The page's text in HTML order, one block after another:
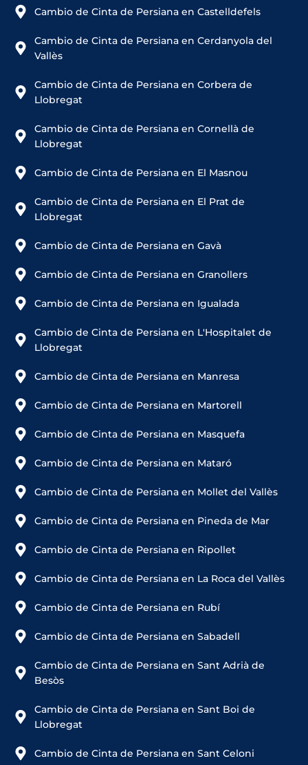
Cambio de Cinta de Persiana en Castelldefels
Cambio de Cinta de Persiana en Cerdanyola del
Vallès
Cambio de Cinta de Persiana en Corbera de
Llobregat
Cambio de Cinta de Persiana en Cornellà de
Llobregat
Cambio de Cinta de Persiana en El Masnou
Cambio de Cinta de Persiana en El Prat de
Llobregat
Cambio de Cinta de Persiana en Gavà
Cambio de Cinta de Persiana en Granollers
Cambio de Cinta de Persiana en Igualada
Cambio de Cinta de Persiana en L'Hospitalet de
Llobregat
Cambio de Cinta de Persiana en Manresa
Cambio de Cinta de Persiana en Martorell
Cambio de Cinta de Persiana en Masquefa
Cambio de Cinta de Persiana en Mataró
Cambio de Cinta de Persiana en Mollet del Vallès
Cambio de Cinta de Persiana en Pineda de Mar
Cambio de Cinta de Persiana en Ripollet
Cambio de Cinta de Persiana en La Roca del Vallès
Cambio de Cinta de Persiana en Rubí
Cambio de Cinta de Persiana en Sabadell
Cambio de Cinta de Persiana en Sant Adrià de
Besòs
Cambio de Cinta de Persiana en Sant Boi de
Llobregat
Cambio de Cinta de Persiana en Sant Celoni